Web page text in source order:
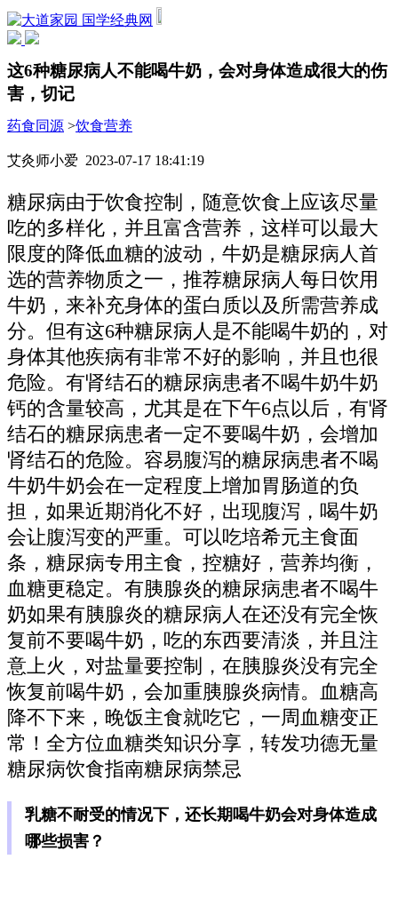
国学经典网
这6种糖尿病人不能喝牛奶，会对身体造成很大的伤
害，切记
药食同源 >饮食营养
艾灸师小爱 2023-07-17 18:41:19
糖尿病由于饮食控制，随意饮食上应该尽量
吃的多样化，并且富含营养，这样可以最大
限度的降低血糖的波动，牛奶是糖尿病人首
选的营养物质之一，推荐糖尿病人每日饮用
牛奶，来补充身体的蛋白质以及所需营养成
分。但有这6种糖尿病人是不能喝牛奶的，对
身体其他疾病有非常不好的影响，并且也很
危险。有肾结石的糖尿病患者不喝牛奶牛奶
钙的含量较高，尤其是在下午6点以后，有肾
结石的糖尿病患者一定不要喝牛奶，会增加
肾结石的危险。容易腹泻的糖尿病患者不喝
牛奶牛奶会在一定程度上增加胃肠道的负
担，如果近期消化不好，出现腹泻，喝牛奶
会让腹泻变的严重。可以吃培希元主食面
条，糖尿病专用主食，控糖好，营养均衡，
血糖更稳定。有胰腺炎的糖尿病患者不喝牛
奶如果有胰腺炎的糖尿病人在还没有完全恢
复前不要喝牛奶，吃的东西要清淡，并且注
意上火，对盐量要控制，在胰腺炎没有完全
恢复前喝牛奶，会加重胰腺炎病情。血糖高
降不下来，晚饭主食就吃它，一周血糖变正
常！全方位血糖类知识分享，转发功德无量
糖尿病饮食指南糖尿病禁忌
乳糖不耐受的情况下，还长期喝牛奶会对身体造成
哪些损害？